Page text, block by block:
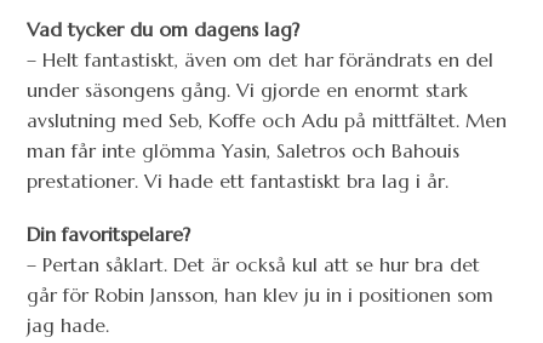
Vad tycker du om dagens lag?
– Helt fantastiskt, även om det har förändrats en del
under säsongens gång. Vi gjorde en enormt stark
avslutning med Seb, Koffe och Adu på mittfältet. Men
man får inte glömma Yasin, Saletros och Bahouis
prestationer. Vi hade ett fantastiskt bra lag i år.
Din favoritspelare?
– Pertan såklart. Det är också kul att se hur bra det
går för Robin Jansson, han klev ju in i positionen som
jag hade.